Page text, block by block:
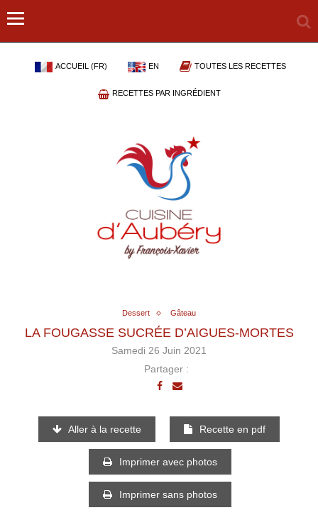
ACCUEIL (FR) EN TOUTES LES RECETTES
RECETTES PAR INGRÉDIENT
Dessert Gâteau
LA FOUGASSE SUCRÉE D’AIGUES-MORTES
Samedi 26 Juin 2021
Partager :
Aller à la recette Recette en pdf
Imprimer avec photos
Imprimer sans photos